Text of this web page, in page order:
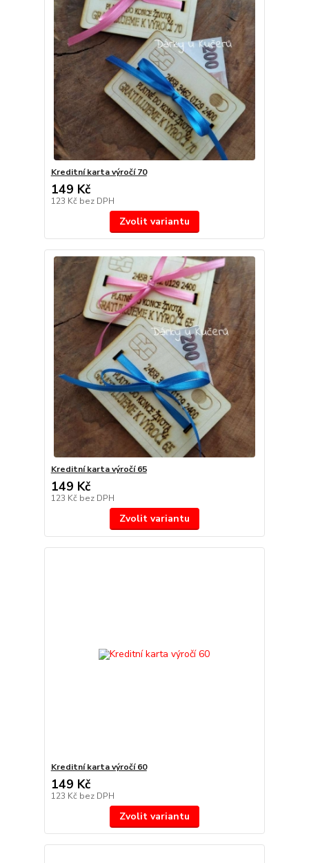
Kreditní karta výročí 70
149 Kč
123 Kč bez DPH
Zvolit variantu
Kreditní karta výročí 65
149 Kč
123 Kč bez DPH
Zvolit variantu
Kreditní karta výročí 60
149 Kč
123 Kč bez DPH
Zvolit variantu